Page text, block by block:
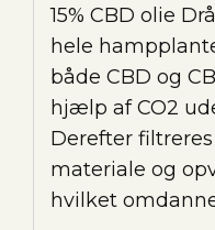
15% CBD olie
hele
både CBD og
hjælp af CO2
Derefter
materiale og
hvilket